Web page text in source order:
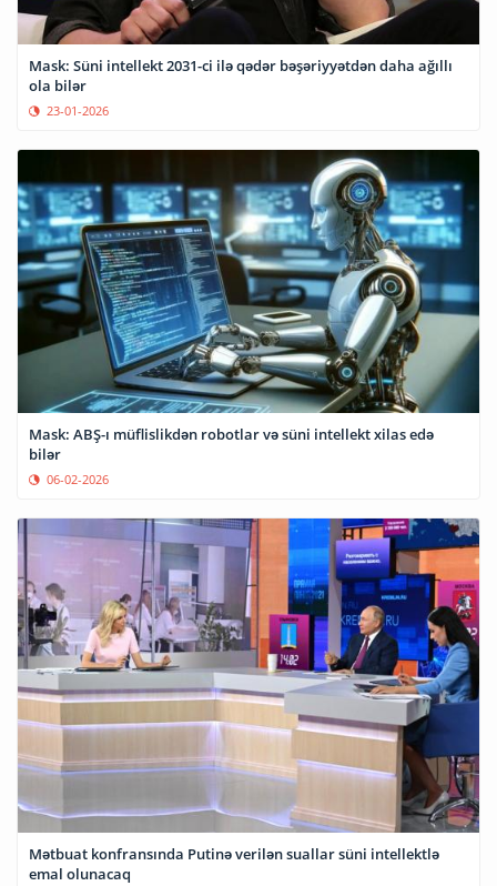
Mask: Süni intellekt 2031-ci ilə qədər bəşəriyyətdən daha ağıllı
ola bilər
23-01-2026
Mask: ABŞ-ı müflislikdən robotlar və süni intellekt xilas edə
bilər
06-02-2026
Mətbuat konfransında Putinə verilən suallar süni intellektlə
emal olunacaq